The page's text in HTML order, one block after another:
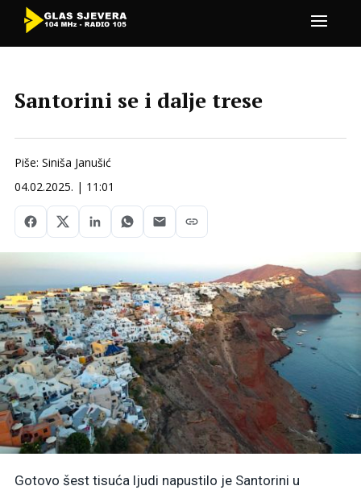
Santorini se i dalje trese
Piše: Siniša Janušić
04.02.2025. | 11:01
Gotovo šest tisuća ljudi napustilo je Santorini u